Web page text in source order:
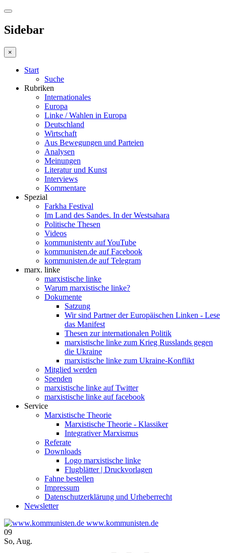
Sidebar
×
Start
Suche
Rubriken
Internationales
Europa
Linke / Wahlen in Europa
Deutschland
Wirtschaft
Aus Bewegungen und Parteien
Analysen
Meinungen
Literatur und Kunst
Interviews
Kommentare
Spezial
Farkha Festival
Im Land des Sandes. In der Westsahara
Politische Thesen
Videos
kommunistentv auf YouTube
kommunisten.de auf Facebook
kommunisten.de auf Telegram
marx. linke
marxistische linke
Warum marxistische linke?
Dokumente
Satzung
Wir sind Partner der Europäischen Linken - Lese
das Manifest
Thesen zur internationalen Politik
marxistische linke zum Krieg Russlands gegen
die Ukraine
marxistische linke zum Ukraine-Konflikt
Mitglied werden
Spenden
marxistische linke auf Twitter
marxistische linke auf facebook
Service
Marxistische Theorie
Marxistische Theorie - Klassiker
Integrativer Marxismus
Referate
Downloads
Logo marxistische linke
Flugblätter | Druckvorlagen
Fahne bestellen
Impressum
Datenschutzerklärung und Urheberrecht
Newsletter
www.kommunisten.de
09
So, Aug.